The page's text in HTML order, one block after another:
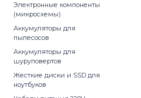
Электронные компоненты
(микросхемы)
Аккумуляторы для
пылесосов
Аккумуляторы для
шуруповертов
Жесткие диски и SSD для
ноутбуков